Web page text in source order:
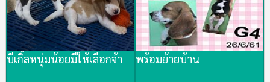
บีเกิ้ลหนุ่มน้อยมีให้เลือกจ้า พร้อมย้ายบ้าน